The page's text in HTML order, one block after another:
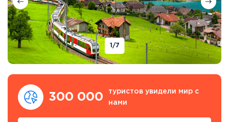
1 /7
300 000
туристов увидели мир с
нами